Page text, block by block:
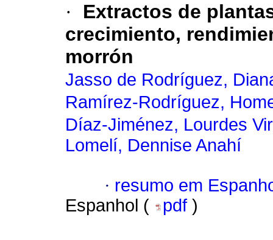
·
Extractos de
crecimiento,
morrón
Jasso de Rodríguez,
Ramírez-Rodríguez,
Díaz-Jiménez, Lourdes
Lomelí, Dennise Anahí
· resumo em
Espanhol (
pdf )